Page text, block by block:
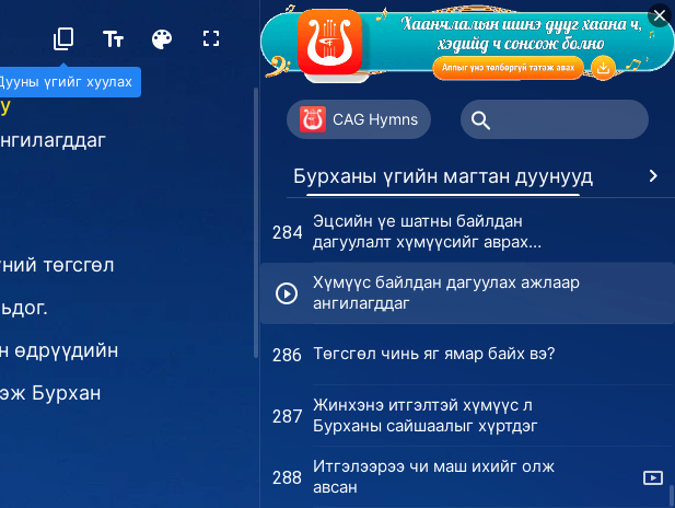
үгийг хуулах
төгсгөл
өдрүүдийн
Бурхан
CAG Hymns
Бурханы үгийн магтан дуунууд
278
Бурхан эцсийн өдрүүдэд бүх зан
чанараа илчилсэн
282
Эцсийн өдрүүдэд бие махбодтой
болсон Бурхан бие махбодтой
болохын утга учрыг
283 дагуулах ажлын үнэн
284
Эцсийн үе шатны байлдан
дагуулалт хүмүүсийг аврах
зорилготой
Хүмүүс байлдан дагуулах ажлаар
ангилагддаг
286 Төгсгөл чинь яг ямар байх вэ?
287
Жинхэнэ итгэлтэй хүмүүс л
Бурханы сайшаалыг хүртдэг
288
Итгэлээрээ чи маш ихийг олж
авсан